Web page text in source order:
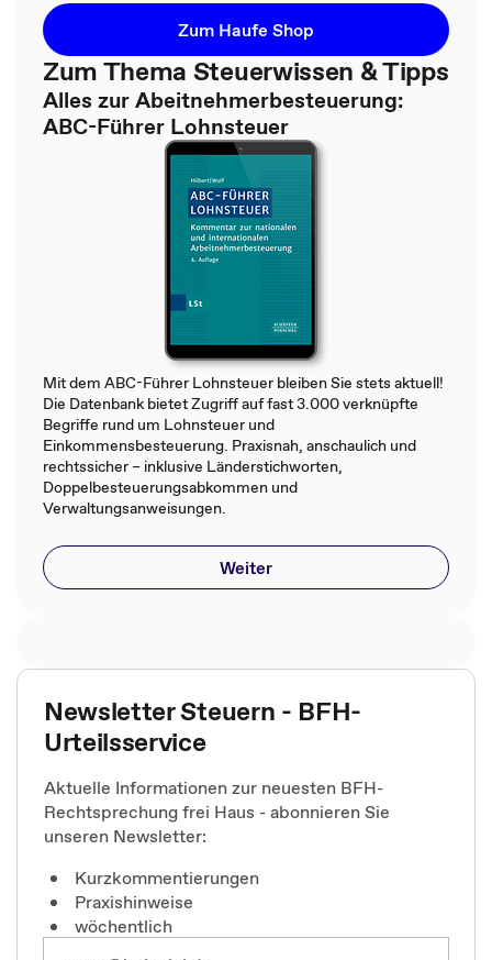
Zum Haufe Shop
Zum Thema Steuerwissen & Tipps
Alles zur Abeitnehmerbesteuerung:
ABC-Führer Lohnsteuer
Mit dem ABC-Führer Lohnsteuer bleiben Sie stets aktuell!
Die Datenbank bietet Zugriff auf fast 3.000 verknüpfte
Begriffe rund um Lohnsteuer und
Einkommensbesteuerung. Praxisnah, anschaulich und
rechtssicher – inklusive Länderstichworten,
Doppelbesteuerungsabkommen und
Verwaltungsanweisungen.
Weiter
Newsletter Steuern - BFH-
Urteilsservice
Aktuelle Informationen zur neuesten BFH-
Rechtsprechung frei Haus - abonnieren Sie
unseren Newsletter:
Kurzkommentierungen
Praxishinweise
wöchentlich